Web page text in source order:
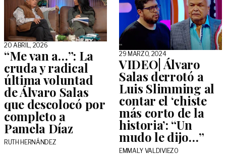
20 ABRIL, 2026
“Me van a…”: La
cruda y radical
última voluntad
de Álvaro Salas
que descolocó por
completo a
Pamela Díaz
RUTH HERNÁNDEZ
29 MARZO, 2024
VIDEO| Álvaro
Salas derrotó a
Luis Slimming al
contar el ‘chiste
más corto de la
historia’: “Un
mudo le dijo…”
EMMALY VALDIVIEZO